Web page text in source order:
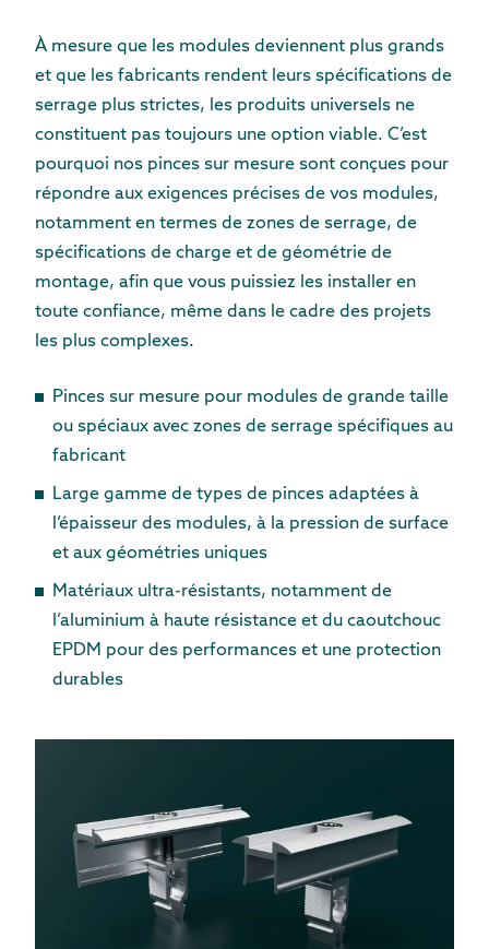
À mesure que les modules deviennent plus grands
et que les fabricants rendent leurs spécifications de
serrage plus strictes, les produits universels ne
constituent pas toujours une option viable. C’est
pourquoi nos pinces sur mesure sont conçues pour
répondre aux exigences précises de vos modules,
notamment en termes de zones de serrage, de
spécifications de charge et de géométrie de
montage, afin que vous puissiez les installer en
toute confiance, même dans le cadre des projets
les plus complexes.
Pinces sur mesure pour modules de grande taille
ou spéciaux avec zones de serrage spécifiques au
fabricant
Large gamme de types de pinces adaptées à
l’épaisseur des modules, à la pression de surface
et aux géométries uniques
Matériaux ultra-résistants, notamment de
l’aluminium à haute résistance et du caoutchouc
EPDM pour des performances et une protection
durables